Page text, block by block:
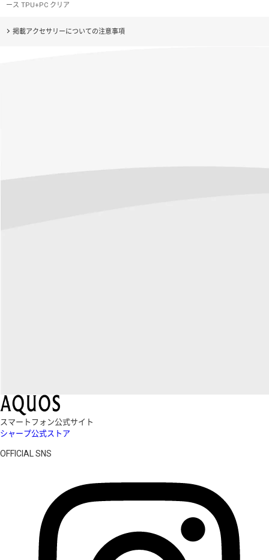
ース TPU+PC クリア
掲載アクセサリーについての注意事項
スマートフォン公式サイト
シャープ公式ストア
OFFICIAL SNS